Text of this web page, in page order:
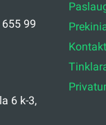
99
6 k-3,